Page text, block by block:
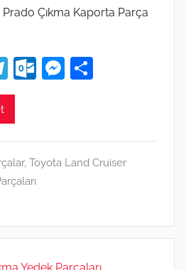
Çıkma Kaporta Parça
T
el
a
m
O
k.
m
M
n
, Toyota Land Cruiser